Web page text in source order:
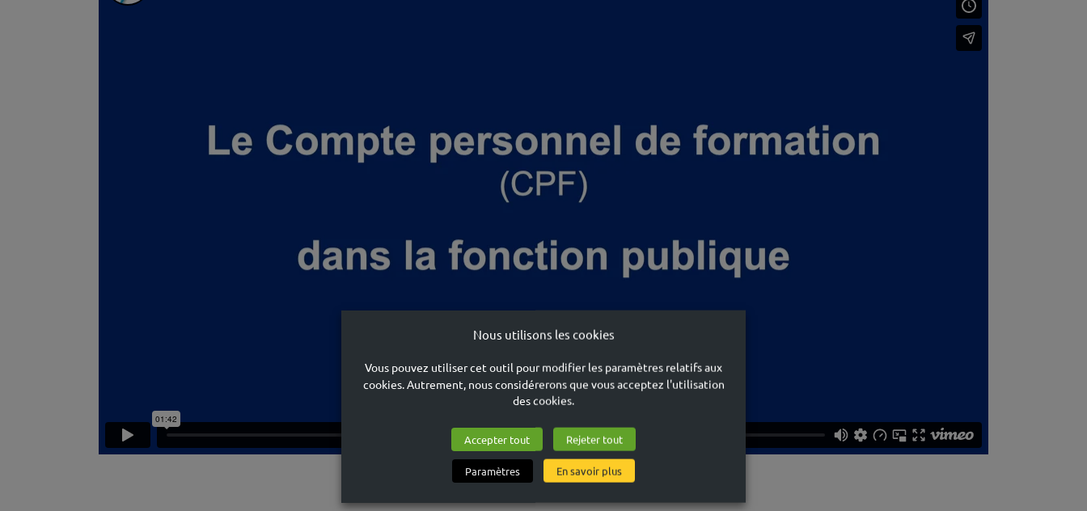
Nous utilisons les cookies
Vous pouvez utiliser cet outil pour modifier les paramètres relatifs aux
cookies. Autrement, nous considérerons que vous acceptez l'utilisation
des cookies.
Accepter tout Rejeter tout
Paramètres En savoir plus